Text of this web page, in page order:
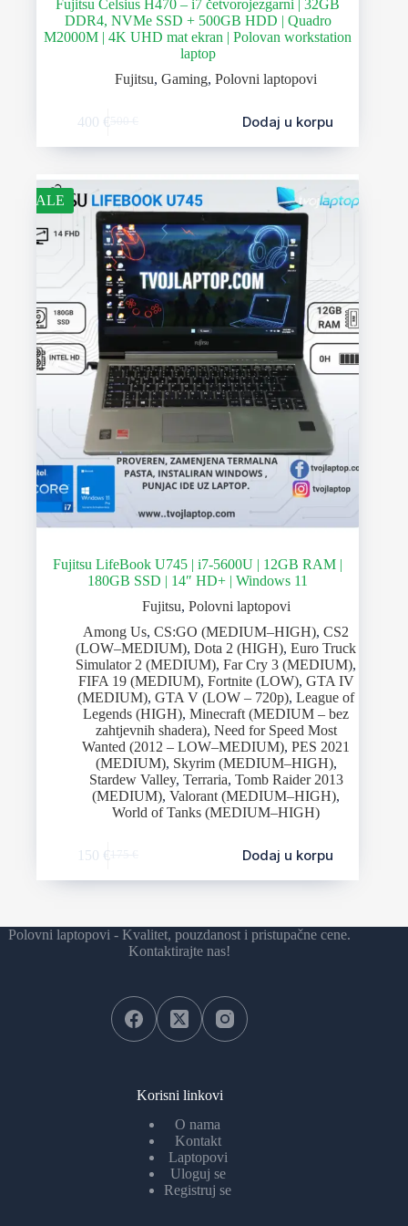
Fujitsu Celsius H470 – i7 četvorojezgarni | 32GB
DDR4, NVMe SSD + 500GB HDD | Quadro
M2000M | 4K UHD mat ekran | Polovan workstation
laptop
Fujitsu,Gaming,Polovni laptopovi
400 € Dodaj u korpu
SALE
Fujitsu LifeBook U745 | i7-5600U | 12GB RAM |
180GB SSD | 14″ HD+ | Windows 11
Fujitsu, Polovni laptopovi
Among Us,CS:GO (MEDIUM–HIGH),CS2
(LOW–MEDIUM),Dota 2 (HIGH),Euro Truck
Simulator 2 (MEDIUM),Far Cry 3 (MEDIUM),
FIFA 19 (MEDIUM), Fortnite (LOW), GTA IV
(MEDIUM),GTA V (LOW – 720p),League of
Legends (HIGH),Minecraft (MEDIUM – bez
zahtjevnih shadera), Need for Speed Most
Wanted (2012 – LOW–MEDIUM),PES 2021
(MEDIUM), Skyrim (MEDIUM–HIGH),
Stardew Valley, Terraria, Tomb Raider 2013
(MEDIUM),Valorant (MEDIUM–HIGH),
World of Tanks (MEDIUM–HIGH)
150 € Dodaj u korpu
Polovni laptopovi - Kvalitet, pouzdanost i pristupačne cene.
Kontaktirajte nas!
Korisni linkovi
O nama
Kontakt
Laptopovi
Uloguj se
Registruj se